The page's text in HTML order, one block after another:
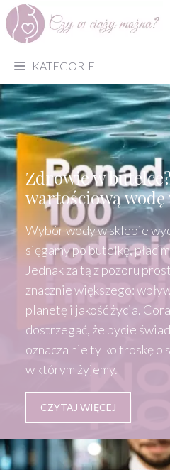
Przejdź
do
treści
KATEGORIE
Zdrowie w
wartościową wodę
Wybór wody w sklepie
sięgamy po butelkę,
Jednak za tą z pozoru
znacznie większego:
planetę i jakość życia.
dostrzegać, że bycie
oznacza nie tylko troskę o
w którym żyjemy.
CZYTAJ WIĘCEJ